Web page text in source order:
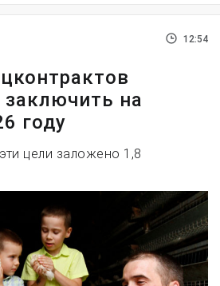
12:54
заключить на
году
цели заложено 1,8